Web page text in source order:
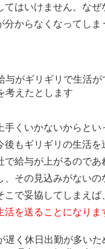
てはいけません。なぜ
からなくなってしま
与がギリギリで生活が
考えたとします
手くいかないからとい
後もギリギリの生活を
で給与が上がるのであ
、その見込みがないの
こで妥協してしまえば
を送ることになりま
遅く休日出勤が多いた